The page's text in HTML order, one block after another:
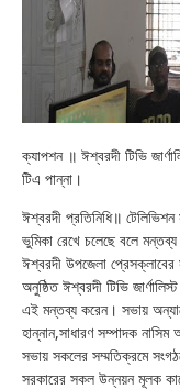
ক্যাপশন ॥ ঈশ্বরদী টিভি
টিএ পান্না।
ঈশ্বরদী প্রতিনিধি॥
ভুমিকা রেখে চলেছে বলে মন্তব্য
ঈশ্বরদী উপজেলা প্রেসক্লাবের
অনুষ্ঠিত ঈশ্বরদী টিভি
এই মন্তব্য করেন। সভায়
হান্নান,সাধারণ সম্পাদক
সভায় সকলের সম্মতিক্রমে
সরকারের সকল উন্নয়ন মূলক